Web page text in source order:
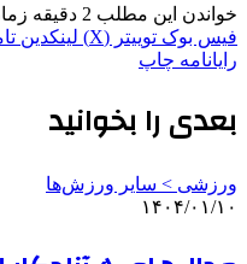
خواندن این مطلب 2 دقیقه زمان میبرد
فیس بوک توییتر (X) لینکدین
رایانامه چاپ
بعدی را بخوانید
ورزشی > سایر ورزش‌ها
۱۴۰۴/۰۱/۱۰